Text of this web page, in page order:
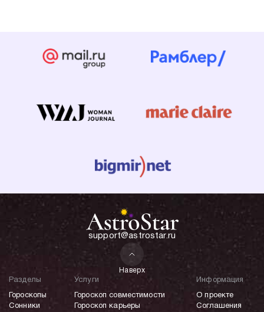
support@astrostar.ru
Наверх
Разделы
Гороскопы
Сонники
Услуги
Гороскоп совместимости
Гороскоп карьеры
Информация
О проекте
Соглашения